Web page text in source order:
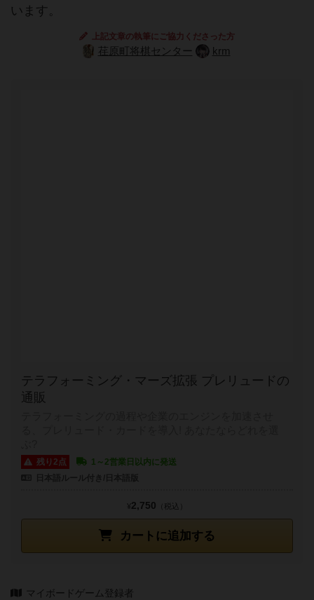
います。
上記文章の執筆にご協力くださった方
荏原町将棋センター krm
テラフォーミング・マーズ拡張 プレリュードの
通販
残り2点
1～2営業日以内に発送
カートに追加する
¥2,750 （税込）
マイボードゲーム登録者